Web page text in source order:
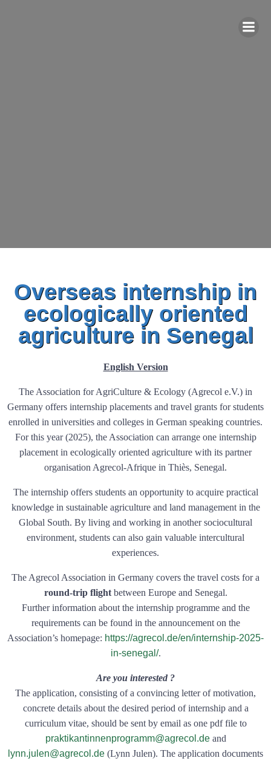
Overseas internship in
ecologically oriented
agriculture in Senegal
English Version
The Association for AgriCulture & Ecology (Agrecol e.V.) in
Germany offers internship placements and travel grants for students
enrolled in universities and colleges in German speaking countries.
For this year (2025), the Association can arrange one internship
placement in ecologically oriented agriculture with its partner
organisation Agrecol-Afrique in Thiès, Senegal.
The internship offers students an opportunity to acquire practical
knowledge in sustainable agriculture and land management in the
Global South. By living and working in another sociocultural
environment, students can also gain valuable intercultural
experiences.
The Agrecol Association in Germany covers the travel costs for a
round-trip flightbetween Europe and Senegal.
Further information about the internship programme and the
requirements can be found in the announcement on the
Association’s homepage: https://agrecol.de/en/internship-2025-
in-senegal/.
Are you interested ?
The application, consisting of a convincing letter of motivation,
concrete details about the desired period of internship and a
curriculum vitae, should be sent by email as one pdf file to
praktikantinnenprogramm@agrecol.deand
lynn.julen@agrecol.de (Lynn Julen). The application documents